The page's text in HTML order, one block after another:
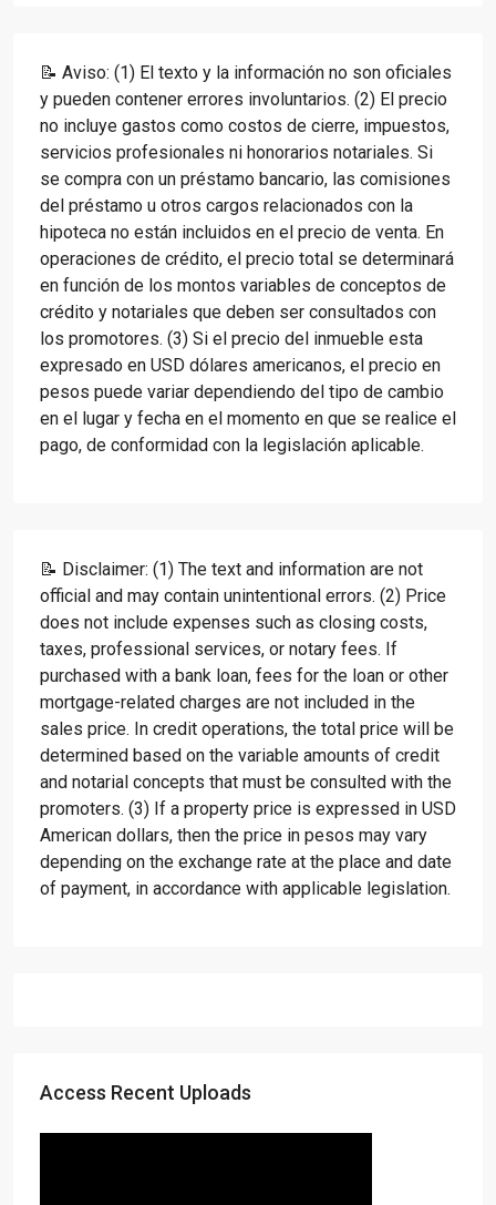
📝 Aviso: (1) El texto y la información no son oficiales
y pueden contener errores involuntarios. (2) El precio
no incluye gastos como costos de cierre, impuestos,
servicios profesionales ni honorarios notariales. Si
se compra con un préstamo bancario, las comisiones
del préstamo u otros cargos relacionados con la
hipoteca no están incluidos en el precio de venta. En
operaciones de crédito, el precio total se determinará
en función de los montos variables de conceptos de
crédito y notariales que deben ser consultados con
los promotores. (3) Si el precio del inmueble esta
expresado en USD dólares americanos, el precio en
pesos puede variar dependiendo del tipo de cambio
en el lugar y fecha en el momento en que se realice el
pago, de conformidad con la legislación aplicable.
📝 Disclaimer: (1) The text and information are not
official and may contain unintentional errors. (2) Price
does not include expenses such as closing costs,
taxes, professional services, or notary fees. If
purchased with a bank loan, fees for the loan or other
mortgage-related charges are not included in the
sales price. In credit operations, the total price will be
determined based on the variable amounts of credit
and notarial concepts that must be consulted with the
promoters. (3) If a property price is expressed in USD
American dollars, then the price in pesos may vary
depending on the exchange rate at the place and date
of payment, in accordance with applicable legislation.
Access Recent Uploads